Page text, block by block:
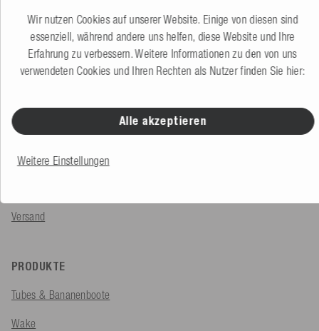
Produktberatung
+49 (0) 7424 60213 60
Kundenservice
+49 (0) 7424 60213 50
Zum Kontaktformular
SERVICE & INFOS
Bestellung
Versand
PRODUKTE
Tubes & Bananenboote
Wake
Wir nutzen Cookies auf unserer Website. Einige von diesen sind
essenziell, während andere uns helfen, diese Website und Ihre
Erfahrung zu verbessern. Weitere Informationen zu den von uns
verwendeten Cookies und Ihren Rechten als Nutzer finden Sie hier:
Alle akzeptieren
Weitere Einstellungen